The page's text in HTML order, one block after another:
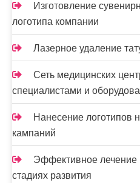
Изготовление
логотипа компании
Лазерное удаление
Сеть медицинских
специалистами и
Нанесение логотипов
кампаний
Эффективное лечение
стадиях развития